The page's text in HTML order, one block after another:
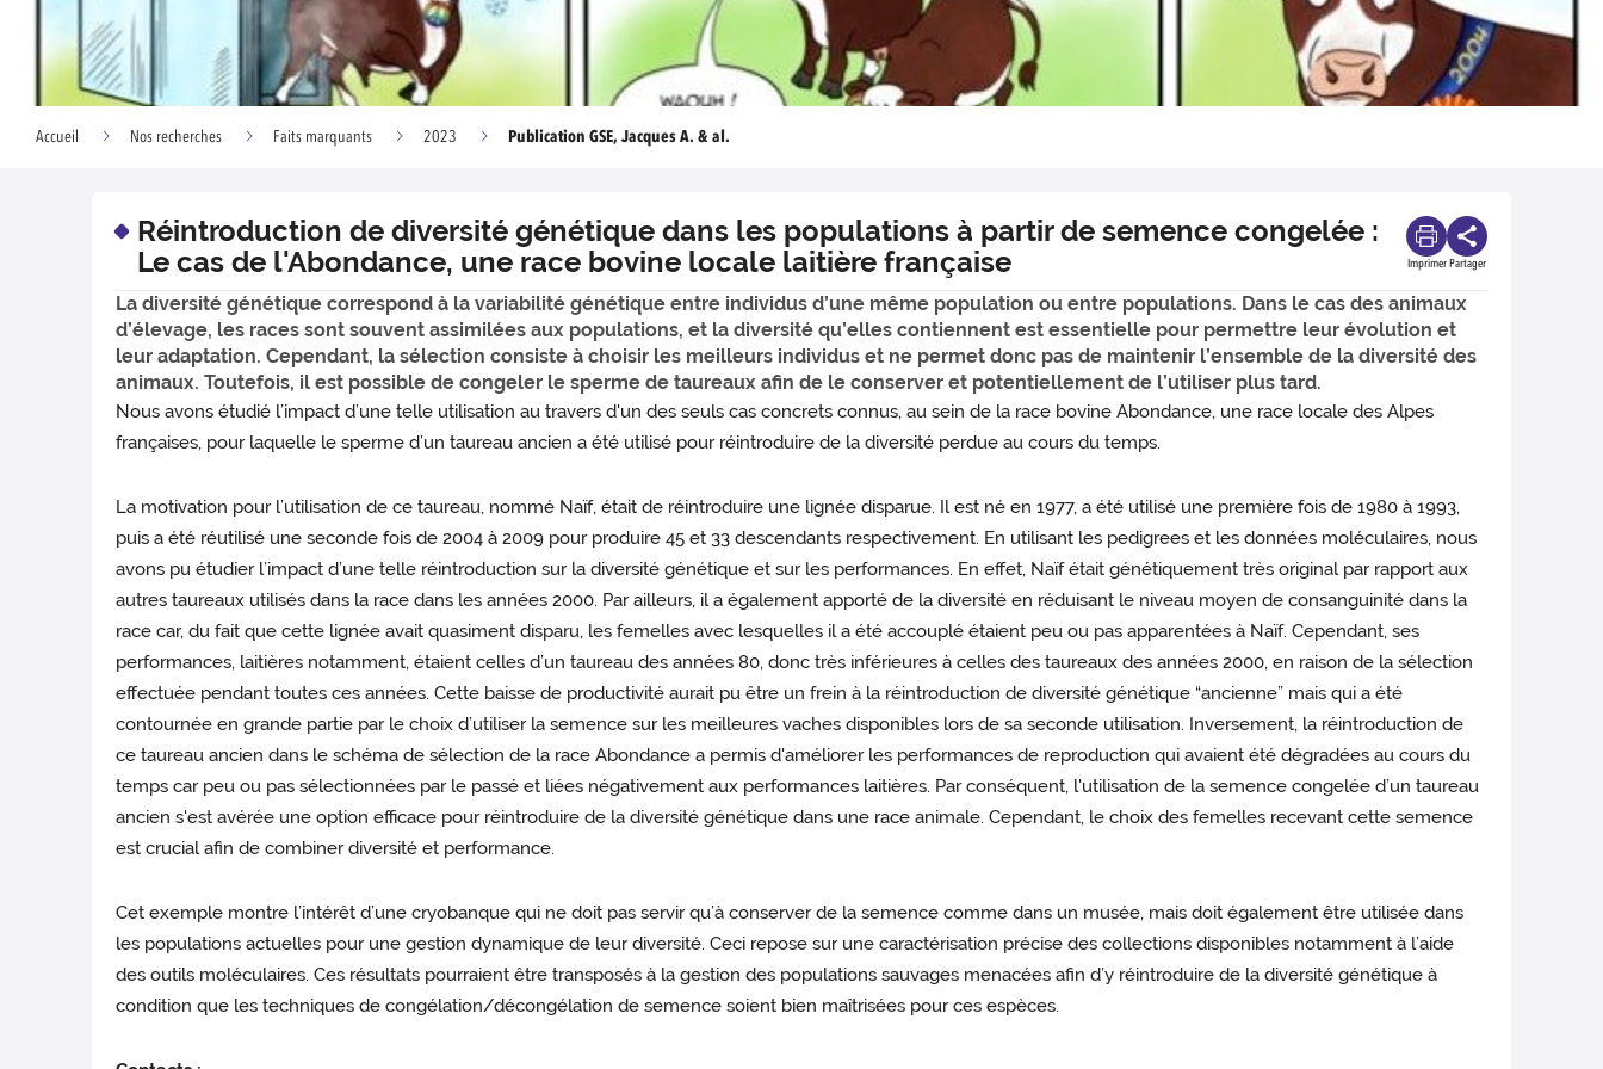
Accueil Nos recherches Faits marquants 2023 Publication GSE, Jacques A. & al.
Réintroduction de diversité génétique dans les populations à partir de semence congelée :
Le cas de l'Abondance, une race bovine locale laitière française
Imprimer Partager
La diversité génétique correspond à la variabilité génétique entre individus d’une même population ou entre populations. Dans le cas des animaux
d’élevage, les races sont souvent assimilées aux populations, et la diversité qu’elles contiennent est essentielle pour permettre leur évolution et
leur adaptation. Cependant, la sélection consiste à choisir les meilleurs individus et ne permet donc pas de maintenir l’ensemble de la diversité des
animaux. Toutefois, il est possible de congeler le sperme de taureaux afin de le conserver et potentiellement de l’utiliser plus tard.
Nous avons étudié l’impact d’une telle utilisation au travers d'un des seuls cas concrets connus, au sein de la race bovine Abondance, une race locale des Alpes
françaises, pour laquelle le sperme d’un taureau ancien a été utilisé pour réintroduire de la diversité perdue au cours du temps.
La motivation pour l’utilisation de ce taureau, nommé Naïf, était de réintroduire une lignée disparue. Il est né en 1977, a été utilisé une première fois de 1980 à 1993,
puis a été réutilisé une seconde fois de 2004 à 2009 pour produire 45 et 33 descendants respectivement. En utilisant les pedigrees et les données moléculaires, nous
avons pu étudier l’impact d’une telle réintroduction sur la diversité génétique et sur les performances. En effet, Naïf était génétiquement très original par rapport aux
autres taureaux utilisés dans la race dans les années 2000. Par ailleurs, il a également apporté de la diversité en réduisant le niveau moyen de consanguinité dans la
race car, du fait que cette lignée avait quasiment disparu, les femelles avec lesquelles il a été accouplé étaient peu ou pas apparentées à Naïf. Cependant, ses
performances, laitières notamment, étaient celles d’un taureau des années 80, donc très inférieures à celles des taureaux des années 2000, en raison de la sélection
effectuée pendant toutes ces années. Cette baisse de productivité aurait pu être un frein à la réintroduction de diversité génétique “ancienne” mais qui a été
contournée en grande partie par le choix d’utiliser la semence sur les meilleures vaches disponibles lors de sa seconde utilisation. Inversement, la réintroduction de
ce taureau ancien dans le schéma de sélection de la race Abondance a permis d'améliorer les performances de reproduction qui avaient été dégradées au cours du
temps car peu ou pas sélectionnées par le passé et liées négativement aux performances laitières. Par conséquent, l'utilisation de la semence congelée d’un taureau
ancien s'est avérée une option efficace pour réintroduire de la diversité génétique dans une race animale. Cependant, le choix des femelles recevant cette semence
est crucial afin de combiner diversité et performance.
Cet exemple montre l’intérêt d’une cryobanque qui ne doit pas servir qu’à conserver de la semence comme dans un musée, mais doit également être utilisée dans
les populations actuelles pour une gestion dynamique de leur diversité. Ceci repose sur une caractérisation précise des collections disponibles notamment à l’aide
des outils moléculaires. Ces résultats pourraient être transposés à la gestion des populations sauvages menacées afin d’y réintroduire de la diversité génétique à
condition que les techniques de congélation/décongélation de semence soient bien maîtrisées pour ces espèces.